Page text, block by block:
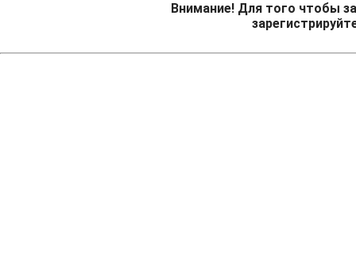
Внимание! Для того чтобы